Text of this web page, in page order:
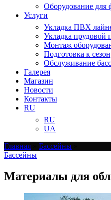
Оборудование для
Услуги
Укладка ПВХ
Укладка прудовой
Монтаж
Подготовка к
Обслуживание
Галерея
Магазин
Новости
Контакты
RU
RU
UA
Главная Бассейны
Бассейны
Материалы для